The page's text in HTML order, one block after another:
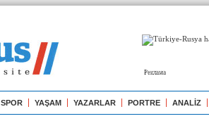
Реклама
SPOR YAŞAM YAZARLAR PORTRE ANALİZ